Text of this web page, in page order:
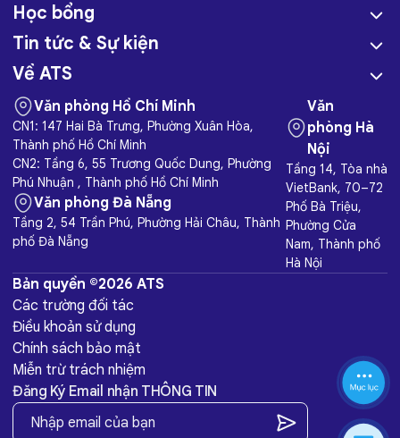
Học bổng
Tin tức & Sự kiện
Về ATS
Văn phòng Hồ Chí Minh
CN1: 147 Hai Bà Trưng, Phường Xuân Hòa,
Thành phố Hồ Chí Minh
CN2: Tầng 6, 55 Trương Quốc Dung, Phường
Phú Nhuận , Thành phố Hồ Chí Minh
Văn phòng Đà Nẵng
Tầng 2, 54 Trần Phú, Phường Hải Châu, Thành
phố Đà Nẵng
Văn
phòng Hà
Nội
Tầng 14, Tòa nhà
VietBank, 70–72
Phố Bà Triệu,
Phường Cửa
Nam, Thành phố
Hà Nội
Bản quyền ©2026 ATS
Các trường đối tác
Điều khoản sử dụng
Chính sách bảo mật
Miễn trừ trách nhiệm
Đăng Ký Email nhận THÔNG TIN